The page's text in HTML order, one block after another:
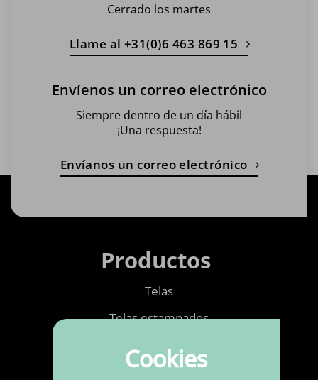
Cerrado los martes
Llame al +31(0)6 463 869 15
Envíenos un correo electrónico
Siempre dentro de un día hábil
¡Una respuesta!
Envíanos un correo electrónico
Productos
Telas
Telas estampados
Mercería
Cuero de imitación
Cookies